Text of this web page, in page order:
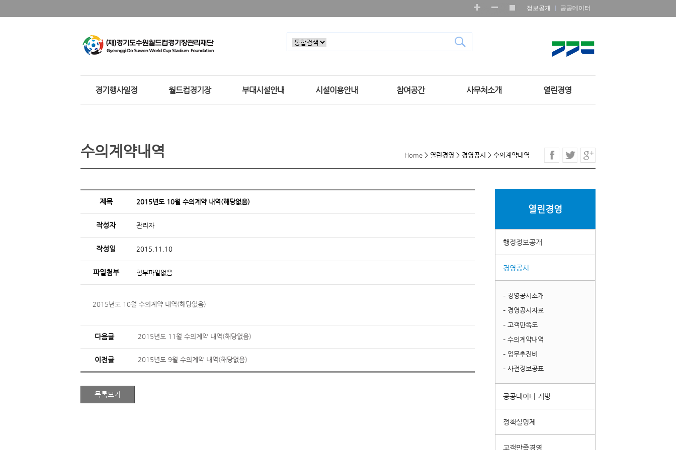
정보공개 공공데이터
경기행사일정 월드컵경기장 부대시설안내 시설이용안내 참여공간 사무처소개 열린경영
Home > 열린경영 > 경영공시 > 수의계약내역
수의계약내역
열린경영
행정정보공개
경영공시
– 경영공시소개
– 경영공시자료
– 고객만족도
– 수의계약내역
– 업무추진비
– 사전정보공표
공공데이터 개방
정책실명제
고객만족경영
제목 2015년도 10월 수의계약 내역(해당없음)
작성자 관리자
작성일 2015.11.10
파일첨부 첨부파일없음
2015년도 10월 수의계약 내역(해당없음)
다음글 2015년도 11월 수의계약 내역(해당없음)
이전글 2015년도 9월 수의계약 내역(해당없음)